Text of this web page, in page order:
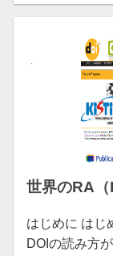
世界のRA
はじめに はじ
DOIの読み方